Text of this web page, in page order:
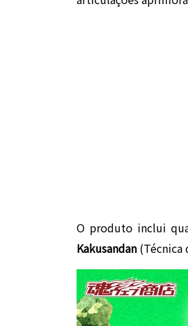
O produto inclui
Kakusandan (Técnica